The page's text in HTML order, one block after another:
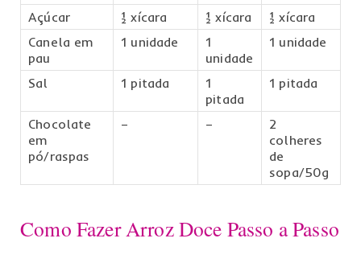
Açúcar ½ xícara ½ xícara
½ xícara
Canela em
pau
1 unidade
1
unidade
1 unidade
Sal 1 pitada
1
pitada
1 pitada
Chocolate
em
pó/raspas
– –
2
colheres
de
sopa/50g
Como Fazer Arroz Doce Passo a Passo